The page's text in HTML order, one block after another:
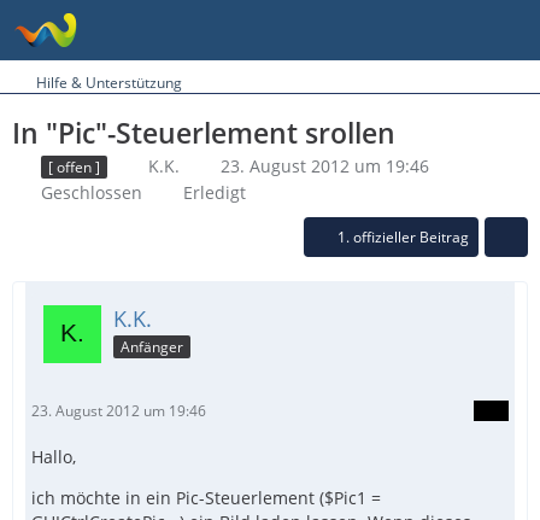
Hilfe & Unterstützung
In "Pic"-Steuerlement srollen
[ offen ] K.K.
23. August 2012 um 19:46
Geschlossen
Erledigt
1. offizieller Beitrag
K.K.
Anfänger
23. August 2012 um 19:46
Hallo,
ich möchte in ein Pic-Steuerlement ($Pic1 =